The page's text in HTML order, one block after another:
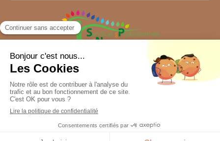
Création et référencement du site par Simplébo
Site partenaire deCARTESIA-EDUCATION